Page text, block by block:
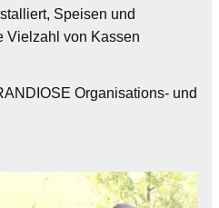
Speisen und
Vielzahl von Kassen
Organisations- und